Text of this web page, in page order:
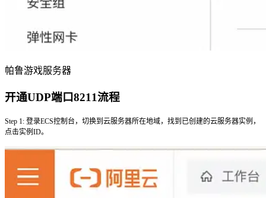
帕鲁游戏服务器
开通UDP端口8211流程
Step 1: 登录ECS控制台 ， 切换到云服务器所在地域，找到已创建的云服务器实例，
点击实例ID。